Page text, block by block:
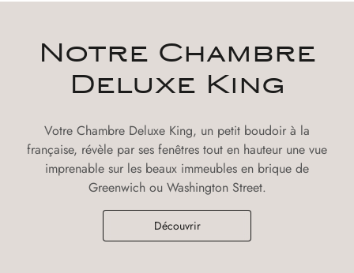
Notre Chambre
Deluxe King
Votre Chambre Deluxe King, un petit boudoir à la
française, révèle par ses fenêtres tout en hauteur une vue
imprenable sur les beaux immeubles en brique de
Greenwich ou Washington Street.
Découvrir